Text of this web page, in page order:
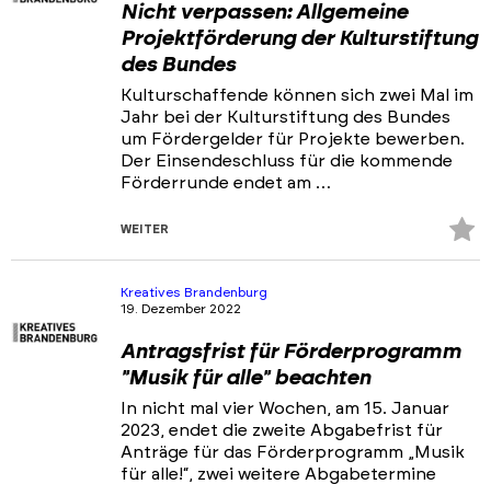
Nicht verpassen: Allgemeine
Projektförderung der Kulturstiftung
des Bundes
Kulturschaffende können sich zwei Mal im
Jahr bei der Kulturstiftung des Bundes
um Fördergelder für Projekte bewerben.
Der Einsendeschluss für die kommende
Förderrunde endet am …
WEITER
Kreatives Brandenburg
19. Dezember 2022
Antragsfrist für Förderprogramm
"Musik für alle" beachten
In nicht mal vier Wochen, am 15. Januar
2023, endet die zweite Abgabefrist für
Anträge für das Förderprogramm „Musik
für alle!“, zwei weitere Abgabetermine